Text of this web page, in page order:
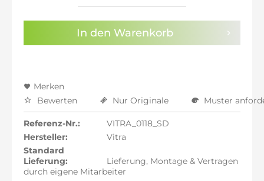
Kenntnis genommen.
Preisalarm aktivieren
In den Warenkorb
Merken
Bewerten
Nur Originale Muster
Referenz-Nr.:
VITRA_0118_SD
Hersteller:
Vitra
Standard
Lieferung:
Lieferung, Montage & Vertragen
durch eigene Mitarbeiter